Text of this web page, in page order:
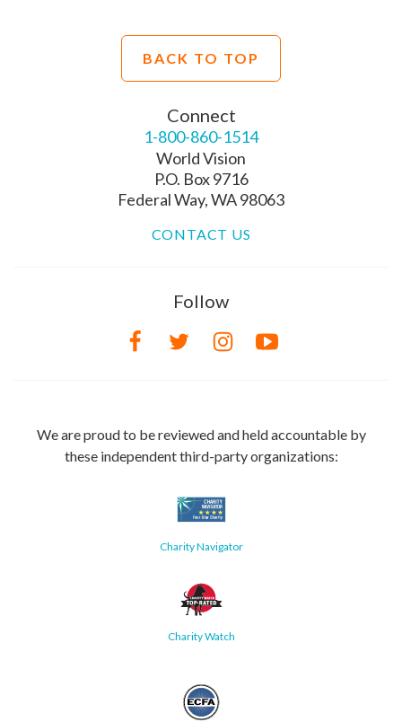
BACK TO TOP
Connect
1-800-860-1514
World Vision
P.O. Box 9716
Federal Way, WA 98063
CONTACT US
Follow
We are proud to be reviewed and held accountable by
these independent third-party organizations:
Charity Navigator
Charity Watch